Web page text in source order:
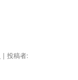
| 投稿者: